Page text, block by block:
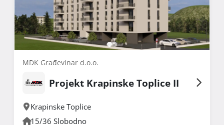
MDK Građevinar d.o.o.
Projekt Krapinske Toplice II
Krapinske Toplice
15/36 Slobodno